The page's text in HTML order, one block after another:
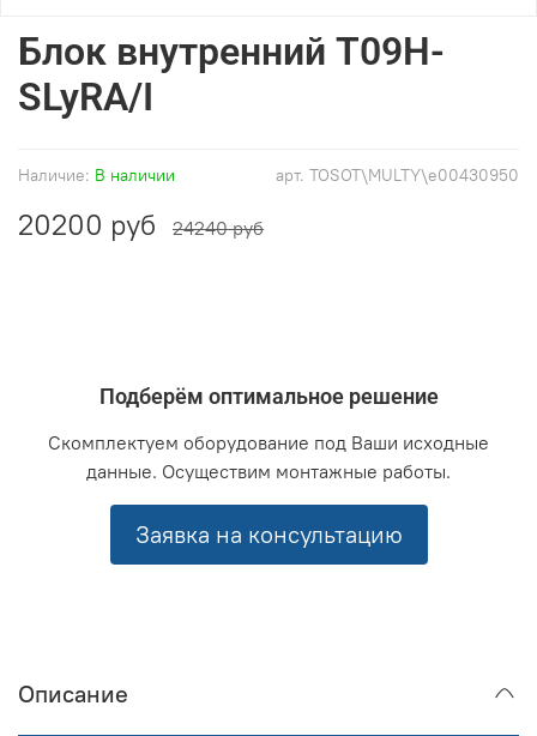
арт. TOSOT\MULTY\e00430950
Наличие: В наличии
Блок внутренний T09H-
SLyRA/I
20200 руб 24240 руб
Подберём оптимальное решение
Скомплектуем оборудование под Ваши исходные
данные. Осуществим монтажные работы.
Заявка на консультацию
Описание